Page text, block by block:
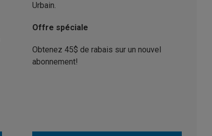
Urbain.
Offre spéciale
Obtenez 45$ de rabais sur un nouvel
abonnement!